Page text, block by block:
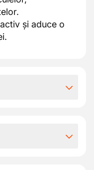
și aduce o